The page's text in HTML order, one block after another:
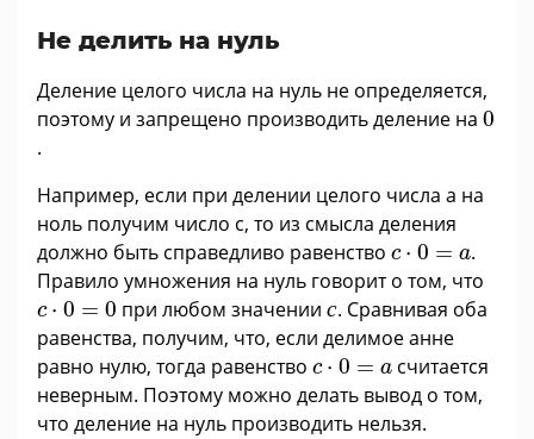
Не делить на нуль
Деление целого числа на нуль не определяется,
поэтому и запрещено производить деление на 0
0
.
Например, если при делении целого числа а на
ноль получим число с, то из смысла деления
должно быть справедливо равенство c ⋅ 0 = a
c 0= a
.
Правило умножения на нуль говорит о том, что
c ⋅ 0 = 0
c·0= 0 при любом значениис
с. Сравнивая оба
равенства, получим, что, если делимое анне
равно нулю, тогда равенство c ⋅ 0 = a
c·0= a
считается
неверным. Поэтому можно делать вывод о том,
что деление на нуль производить нельзя.